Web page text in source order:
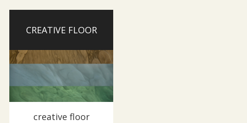
CREATIVE FLOOR
creative floor